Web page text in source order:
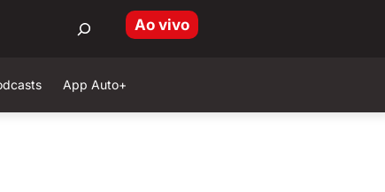
Ao vivo
App Auto+